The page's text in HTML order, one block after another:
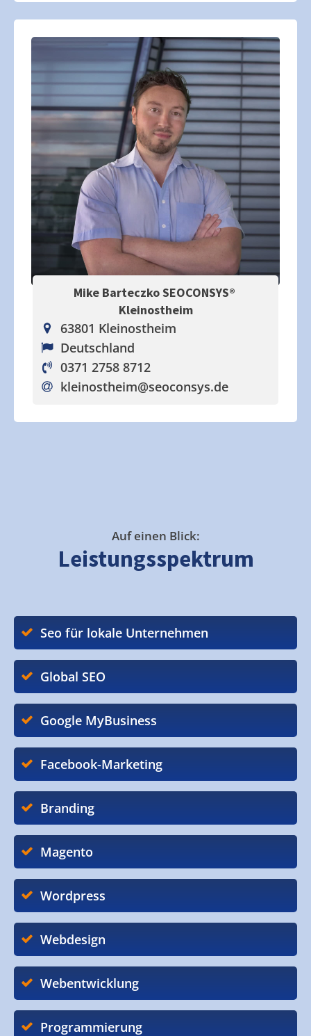
Mike Barteczko SEOCONSYS®
Kleinostheim
63801 Kleinostheim
Deutschland
0371 2758 8712
kleinostheim@seoconsys.de
Auf einen Blick:
Leistungsspektrum
Seo für lokale Unternehmen
Global SEO
Google MyBusiness
Facebook-Marketing
Branding
Magento
Wordpress
Webdesign
Webentwicklung
Programmierung